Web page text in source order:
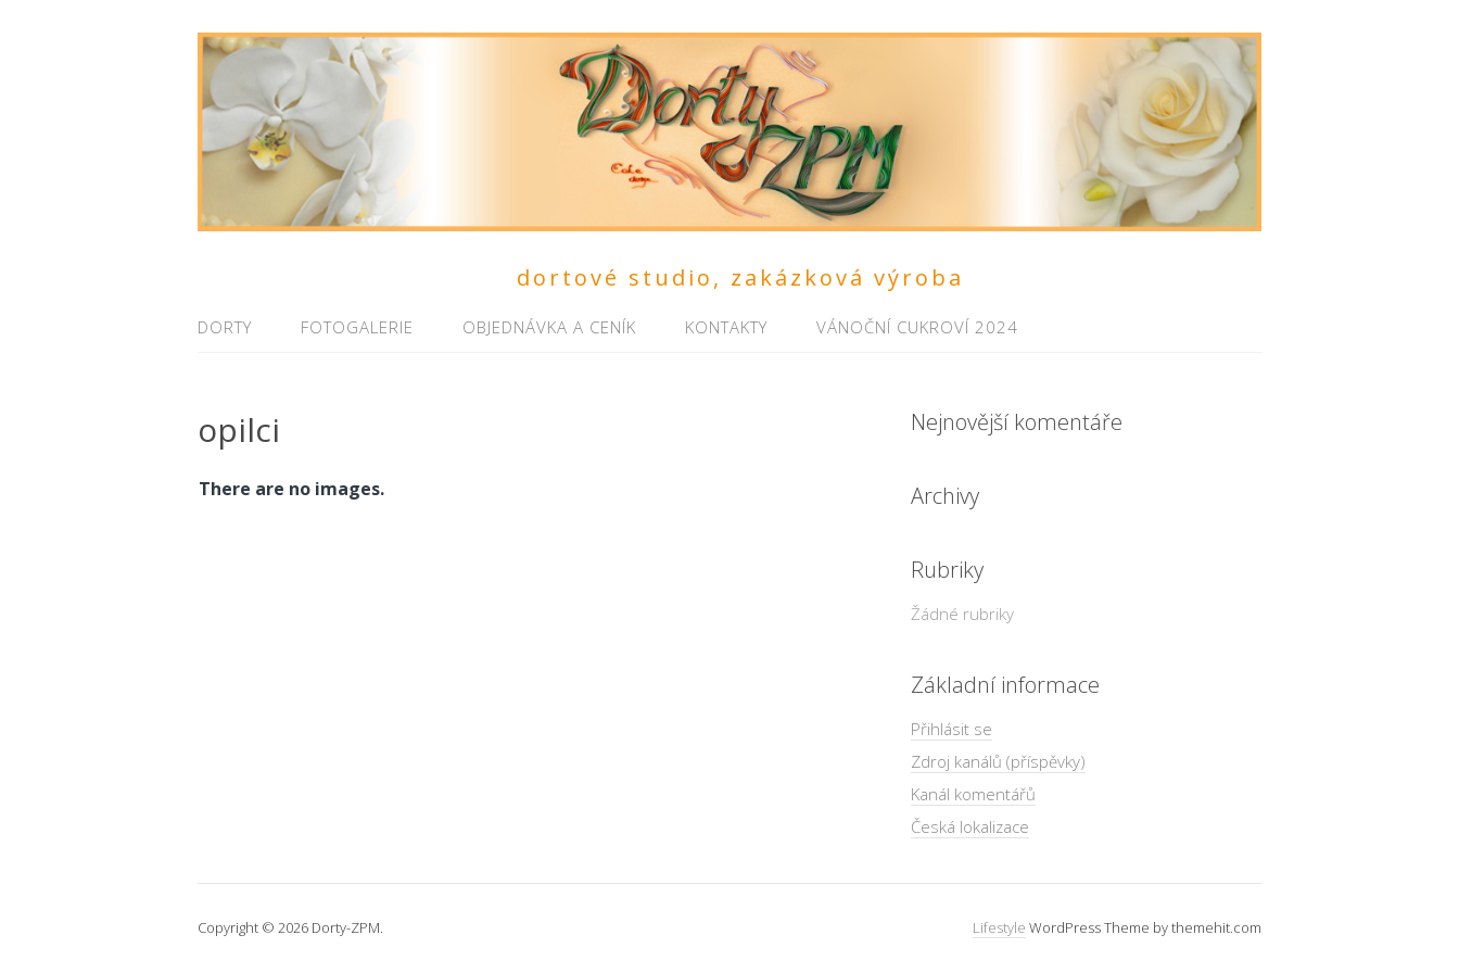
dortové studio, zakázková výroba
DORTY FOTOGALERIE OBJEDNÁVKA A CENÍK KONTAKTY VÁNOČNÍ CUKROVÍ 2024
opilci
There are no images.
Nejnovější komentáře
Archivy
Rubriky
Žádné rubriky
Základní informace
Přihlásit se
Zdroj kanálů (příspěvky)
Kanál komentářů
Česká lokalizace
Copyright © 2026 Dorty-ZPM. Lifestyle WordPress Theme by themehit.com